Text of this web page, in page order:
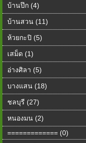
บ้านปึก (4)
บ้านสวน (11)
ห้วยกะปิ (5)
เสม็ด (1)
อ่างศิลา (5)
บางแสน (18)
ชลบุรี (27)
หนองมน (2)
============= (0)